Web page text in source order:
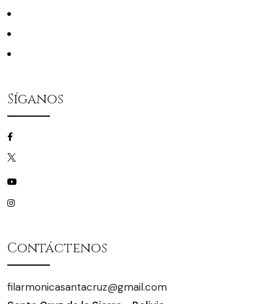
Síganos
Contáctenos
filarmonicasantacruz@gmail.com